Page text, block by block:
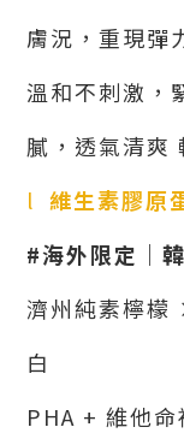
膚況，重現彈
溫和不刺激，
膩，透氣清爽
l 維生素膠原
#海外限定｜
濟州純素檸檬
白
PHA + 維他